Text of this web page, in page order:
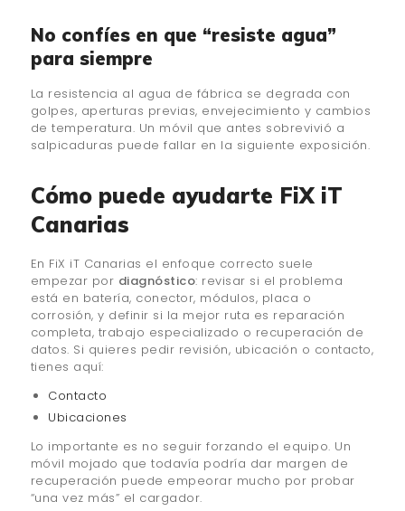
No confíes en que “resiste agua”
para siempre
La resistencia al agua de fábrica se degrada con
golpes, aperturas previas, envejecimiento y cambios
de temperatura. Un móvil que antes sobrevivió a
salpicaduras puede fallar en la siguiente exposición.
Cómo puede ayudarte FiX iT
Canarias
En FiX iT Canarias el enfoque correcto suele
empezar por diagnóstico: revisar si el problema
está en batería, conector, módulos, placa o
corrosión, y definir si la mejor ruta es reparación
completa, trabajo especializado o recuperación de
datos. Si quieres pedir revisión, ubicación o contacto,
tienes aquí:
Contacto
Ubicaciones
Lo importante es no seguir forzando el equipo. Un
móvil mojado que todavía podría dar margen de
recuperación puede empeorar mucho por probar
“una vez más” el cargador.